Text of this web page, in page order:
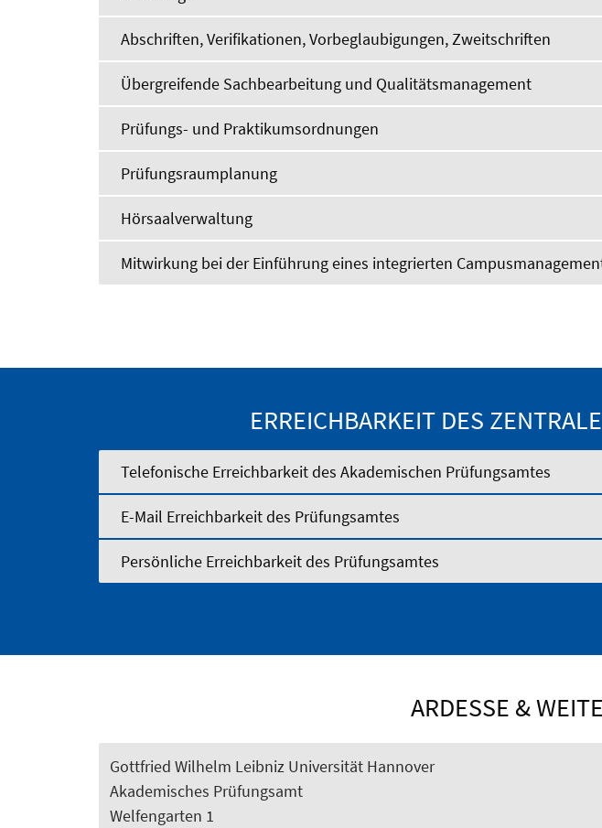
Abschriften, Verifikationen, Vorbeglaubigungen, Zweitschriften
Übergreifende Sachbearbeitung und Qualitätsmanagement
Prüfungs- und Praktikumsordnungen
Prüfungsraumplanung
Hörsaalverwaltung
Mitwirkung bei der Einführung eines integrierten
ERREICHBARKEIT DES
Telefonische Erreichbarkeit des Akademischen Prüfungsamtes
E-Mail Erreichbarkeit des Prüfungsamtes
Persönliche Erreichbarkeit des Prüfungsamtes
ARDESSE &
Gottfried Wilhelm Leibniz Universität Hannover
Akademisches Prüfungsamt
Welfengarten 1